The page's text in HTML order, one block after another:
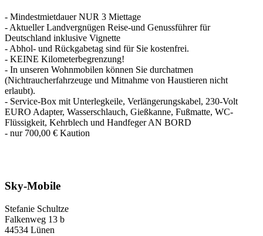
- Mindestmietdauer NUR 3 Miettage
- Aktueller Landvergnügen Reise-und Genussführer für
Deutschland inklusive Vignette
- Abhol- und Rückgabetag sind für Sie kostenfrei.
- KEINE Kilometerbegrenzung!
- In unseren Wohnmobilen können Sie durchatmen
(Nichtraucherfahrzeuge und Mitnahme von Haustieren nicht
erlaubt).
- Service-Box mit Unterlegkeile, Verlängerungskabel, 230-Volt
EURO Adapter, Wasserschlauch, Gießkanne, Fußmatte, WC-
Flüssigkeit, Kehrblech und Handfeger AN BORD
- nur 700,00 € Kaution
Sky-Mobile
Stefanie Schultze
Falkenweg 13 b
44534 Lünen